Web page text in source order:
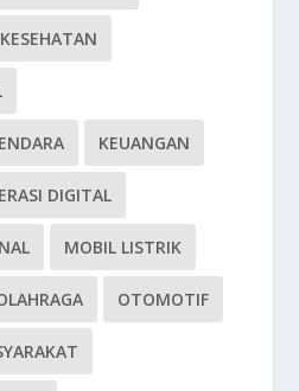
KESEHATAN
KEUANGAN
DIGITAL
MOBIL LISTRIK
OTOMOTIF